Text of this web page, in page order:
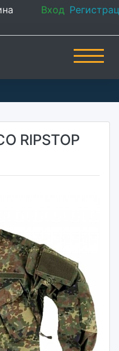
Вход
RIPSTOP